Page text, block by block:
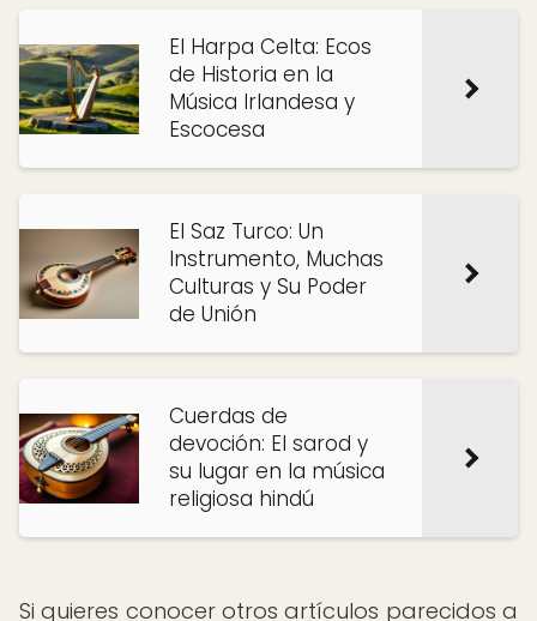
El Harpa Celta: Ecos
de Historia en la
Música Irlandesa y
Escocesa
El Saz Turco: Un
Instrumento, Muchas
Culturas y Su Poder
de Unión
Cuerdas de
devoción: El sarod y
su lugar en la música
religiosa hindú
Si quieres conocer otros artículos parecidos a